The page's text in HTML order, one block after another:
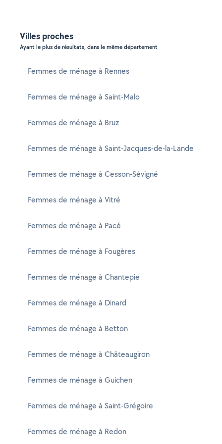
Villes proches
Ayant le plus de résultats, dans le même département
Femmes de ménage à Rennes
Femmes de ménage à Saint-Malo
Femmes de ménage à Bruz
Femmes de ménage à Saint-Jacques-de-la-Lande
Femmes de ménage à Cesson-Sévigné
Femmes de ménage à Vitré
Femmes de ménage à Pacé
Femmes de ménage à Fougères
Femmes de ménage à Chantepie
Femmes de ménage à Dinard
Femmes de ménage à Betton
Femmes de ménage à Châteaugiron
Femmes de ménage à Guichen
Femmes de ménage à Saint-Grégoire
Femmes de ménage à Redon